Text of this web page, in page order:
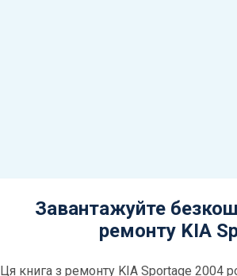
Завантажуйте
ремонту KIA
Ця книга з ремонту KIA Sportage 2004